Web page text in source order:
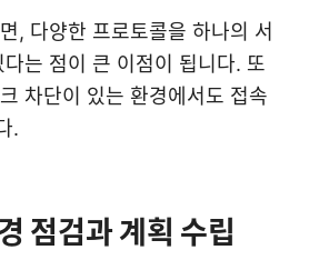
, 다양한 프로토콜을 하나의 서
는 점이 큰 이점이 됩니다. 또
차단이 있는 환경에서도 접속
.
점검과 계획 수립